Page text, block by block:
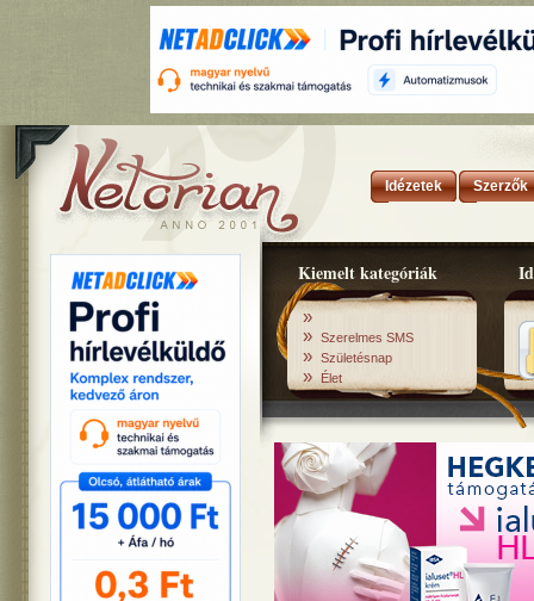
Idézetek Szerzők
Kiemelt kategóriák
»
» Szerelmes SMS
» Születésnap
» Élet